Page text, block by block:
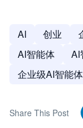
AI 创业
AI智能体
AI
企业级AI智能体
Share This Post